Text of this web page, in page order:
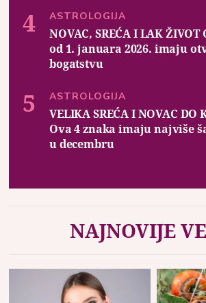
ASTROLOGIJA
NOVAC, SREĆA I LAK ŽIVOT
od 1. januara 2026. imaju
bogatstvu
ASTROLOGIJA
VELIKA SREĆA I NOVAC DO
Ova 4 znaka imaju najviše
u decembru
NAJNOVIJE